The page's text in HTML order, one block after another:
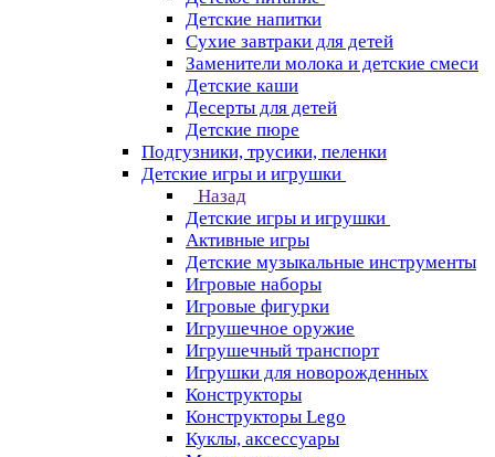
Детские напитки
Сухие завтраки для детей
Заменители молока и детские смеси
Детские каши
Десерты для детей
Детские пюре
Подгузники, трусики, пеленки
Детские игры и игрушки
Назад
Детские игры и игрушки
Активные игры
Детские музыкальные инструменты
Игровые наборы
Игровые фигурки
Игрушечное оружие
Игрушечный транспорт
Игрушки для новорожденных
Конструкторы
Конструкторы Lego
Куклы, аксессуары